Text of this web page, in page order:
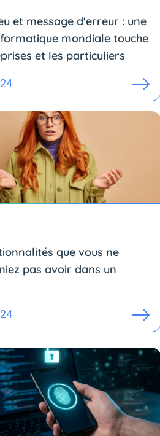
et message d'erreur : une
mondiale touche
et les particuliers
que vous ne
pas avoir dans un